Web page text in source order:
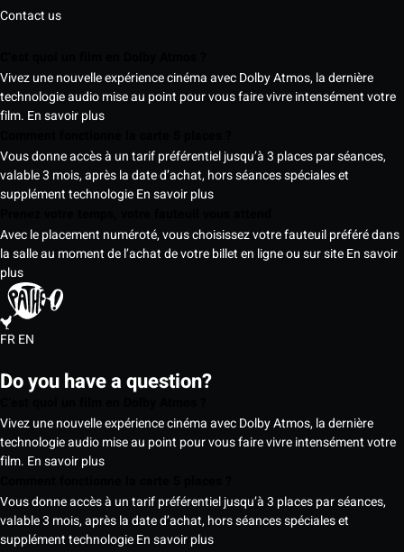
Contact us
Vivez une nouvelle expérience cinéma avec Dolby Atmos, la dernière
technologie audio mise au point pour vous faire vivre intensément votre
film. En savoir plus
Vous donne accès à un tarif préférentiel jusqu’à 3 places par séances,
valable 3 mois, après la date d’achat, hors séances spéciales et
supplément technologieEn savoir plus
Avec le placement numéroté, vous choisissez votre fauteuil préféré dans
la salle au moment de l’achat de votre billet en ligne ou sur siteEn savoir
plus
FREN
Do you have a question?
Vivez une nouvelle expérience cinéma avec Dolby Atmos, la dernière
technologie audio mise au point pour vous faire vivre intensément votre
film. En savoir plus
Vous donne accès à un tarif préférentiel jusqu’à 3 places par séances,
valable 3 mois, après la date d’achat, hors séances spéciales et
supplément technologieEn savoir plus